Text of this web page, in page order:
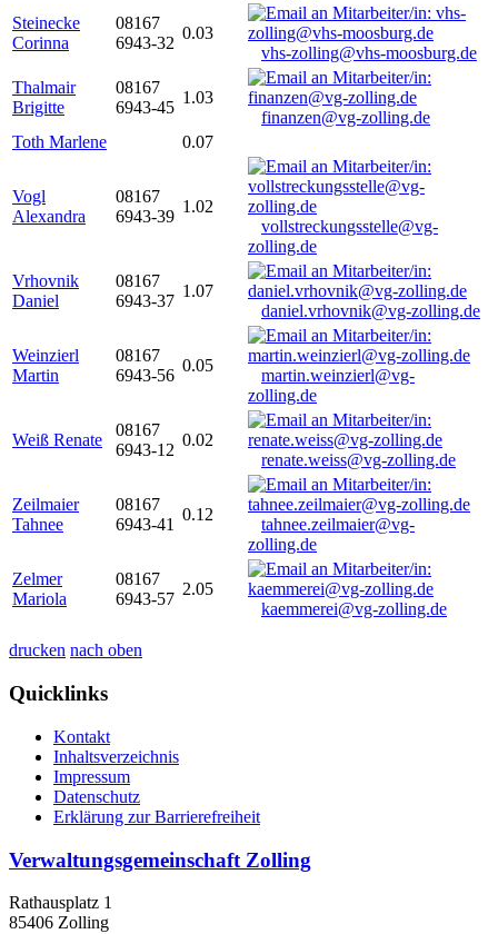
Steinecke
Corinna
08167
6943-32
0.03
vhs-zolling@vhs-moosburg.de
Thalmair
Brigitte
08167
6943-45
1.03
finanzen@vg-zolling.de
Toth Marlene
0.07
Vogl
Alexandra
08167
6943-39
1.02
vollstreckungsstelle@vg-
zolling.de
Vrhovnik
Daniel
08167
6943-37
1.07
daniel.vrhovnik@vg-zolling.de
Weinzierl
Martin
08167
6943-56
0.05
martin.weinzierl@vg-
zolling.de
Weiß Renate
08167
6943-12
0.02
renate.weiss@vg-zolling.de
Zeilmaier
Tahnee
08167
6943-41
0.12
tahnee.zeilmaier@vg-
zolling.de
Zelmer
Mariola
08167
6943-57
2.05
kaemmerei@vg-zolling.de
drucken nach oben
Quicklinks
Kontakt
Inhaltsverzeichnis
Impressum
Datenschutz
Erklärung zur Barrierefreiheit
Verwaltungsgemeinschaft Zolling
Rathausplatz 1
85406 Zolling